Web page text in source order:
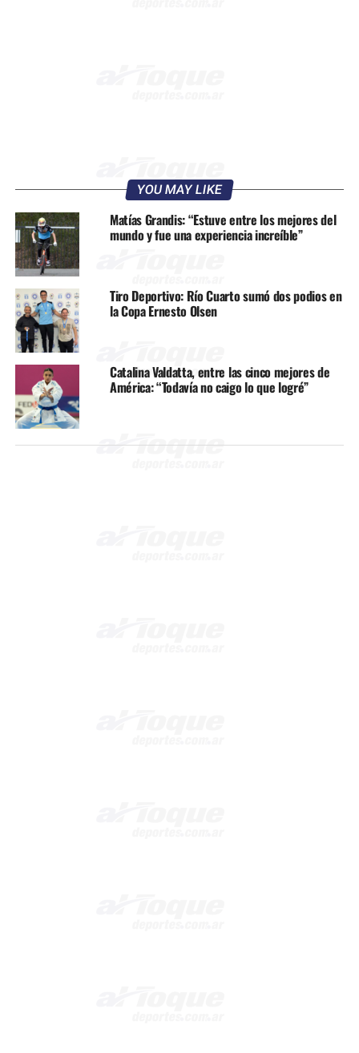
YOU MAY LIKE
Matías Grandis: “Estuve entre los mejores del
mundo y fue una experiencia increíble”
Tiro Deportivo: Río Cuarto sumó dos podios en
la Copa Ernesto Olsen
Catalina Valdatta, entre las cinco mejores de
América: “Todavía no caigo lo que logré”